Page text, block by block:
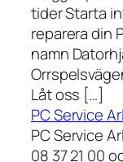
tider Starta
reparera din
namn
Låt oss […]
PC Service
PC Service
08 37 21 00